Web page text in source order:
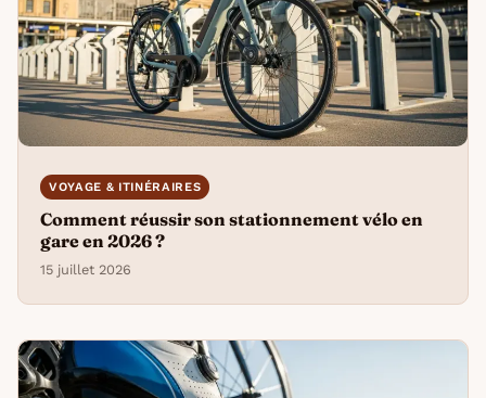
VOYAGE & ITINÉRAIRES
Comment réussir son stationnement vélo en
gare en 2026 ?
15 juillet 2026